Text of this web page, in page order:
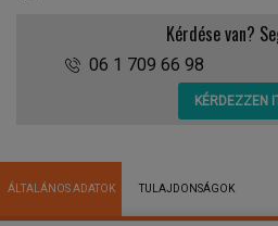
Kérdése van?
06 1 709 66 98
KÉRDEZZEN
ÁLTALÁNOS ADATOK TULAJDONSÁGOK